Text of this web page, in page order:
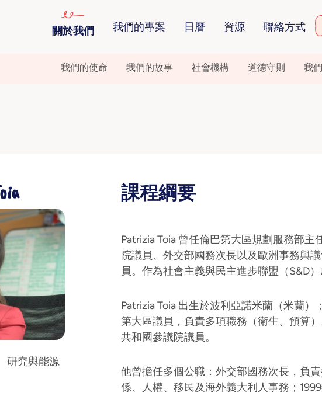
關於我們 我們的專案 日曆 資源 聯絡方式
我們的使命 我們的故事 社會機構 道德守則 我
研究與能源
課程綱要
Patrizia Toia 曾任倫巴第大區規劃服務部
院議員、外交部國務次長以及歐洲事務與
員。作為社會主義與民主進步聯盟（S&D
Patrizia Toia 出生於波利亞諾米蘭（米蘭
第大區議員，負責多項職務（衛生、預算
共和國參議院議員。
他曾擔任多個公職：外交部國務次長，負
係、人權、移民及海外義大利人事務；